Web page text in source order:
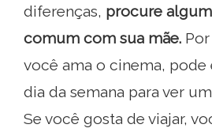
diferenças, procure
comum com sua mãe.
você ama o cinema, pode
dia da semana para ver
Se você gosta de viajar,